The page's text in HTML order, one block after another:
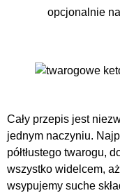
opcjonalnie
Cały przepis jest
jednym naczyniu.
półtłustego twarogu,
wszystko widelcem,
wsypujemy suche